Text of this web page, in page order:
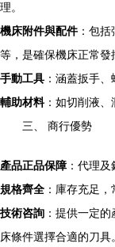
理。
機床附件與配件：包括
等，是確保機床正常發
手動工具 ：涵蓋扳手
輔助材料：如切削液、
三、 商行優勢
產品正品保障 ：代理
規格齊全 ：庫存充足
技術咨詢 ：提供一定
床條件選擇合適的刀具。